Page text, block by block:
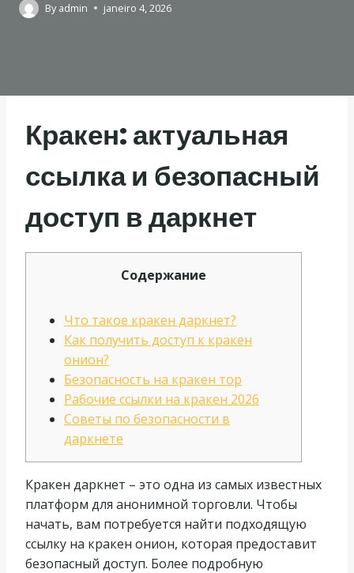
By admin janeiro 4, 2026
Кракен: актуальная
ссылка и безопасный
доступ в даркнет
Содержание
Что такое кракен даркнет?
Как получить доступ к кракен
онион?
Безопасность на кракен тор
Рабочие ссылки на кракен 2026
Советы по безопасности в
даркнете
Кракен даркнет – это одна из самых известных
платформ для анонимной торговли. Чтобы
начать, вам потребуется найти подходящую
ссылку на кракен онион, которая предоставит
безопасный доступ. Более подробную